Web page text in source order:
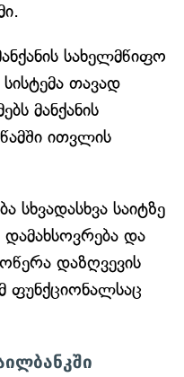
სახელმწიფო
თავად
მანქანის
ითვლის
სხვადასხვა საიტზე
და
დაზღვევის
ფუნქციონალსაც